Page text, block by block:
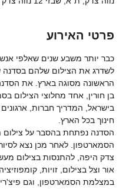
פרטי האירוע
כבר יותר משבע שנים שאלפי
לשדרג את הצילום שלהם בסדנה
הראשונה מסוגה בארץ. את הסדנה
בן חורין, אחד מחלוצי הצילום
בישראל, המדריך חברות,
חינוך בכל הארץ.
הסדנה נפתחת בהסבר על צילום
הסמארטפון. לאחר מכן נצא לסיור
צדק היפה, להתנסות בצילום
אור וצל בצילום, זויות,
במצלמת הסמארטפון, וגם